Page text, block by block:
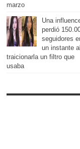
marzo
Una
perdió
seguidores
un instante al
traicionarla un filtro que
usaba